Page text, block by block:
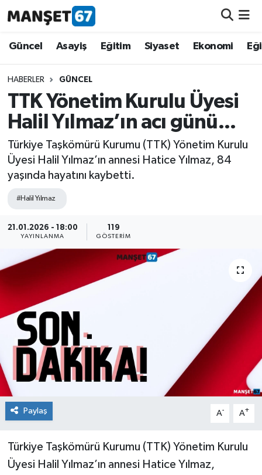
Güncel Asayiş Eğitim Siyaset Ekonomi
HABERLER GÜNCEL
TTK Yönetim Kurulu Üyesi
Halil Yılmaz’ın acı günü...
Türkiye Taşkömürü Kurumu (TTK) Yönetim Kurulu
Üyesi Halil Yılmaz’ın annesi Hatice Yılmaz, 84
yaşında hayatını kaybetti.
#Halil Yılmaz
21.01.2026 - 18:00
YAYINLANMA
119
GÖSTERIM
Paylaş A- A+
Türkiye Taşkömürü Kurumu (TTK) Yönetim Kurulu
Üyesi Halil Yılmaz’ın annesi Hatice Yılmaz,
Güncel
Asayiş
Siyaset
Eğitim
Ekonomi
Kültür-Sanat
Magazin
Mizah
Röportaj
Teknoloji